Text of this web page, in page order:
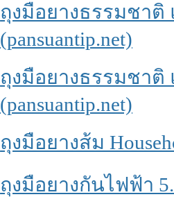
ถุงมือยางธรรมชาติ
(pansuantip.net)
ถุงมือยางธรรมชาติ
(pansuantip.net)
ถุงมือยางส้ม
ถุงมือยางกันไฟฟ้า